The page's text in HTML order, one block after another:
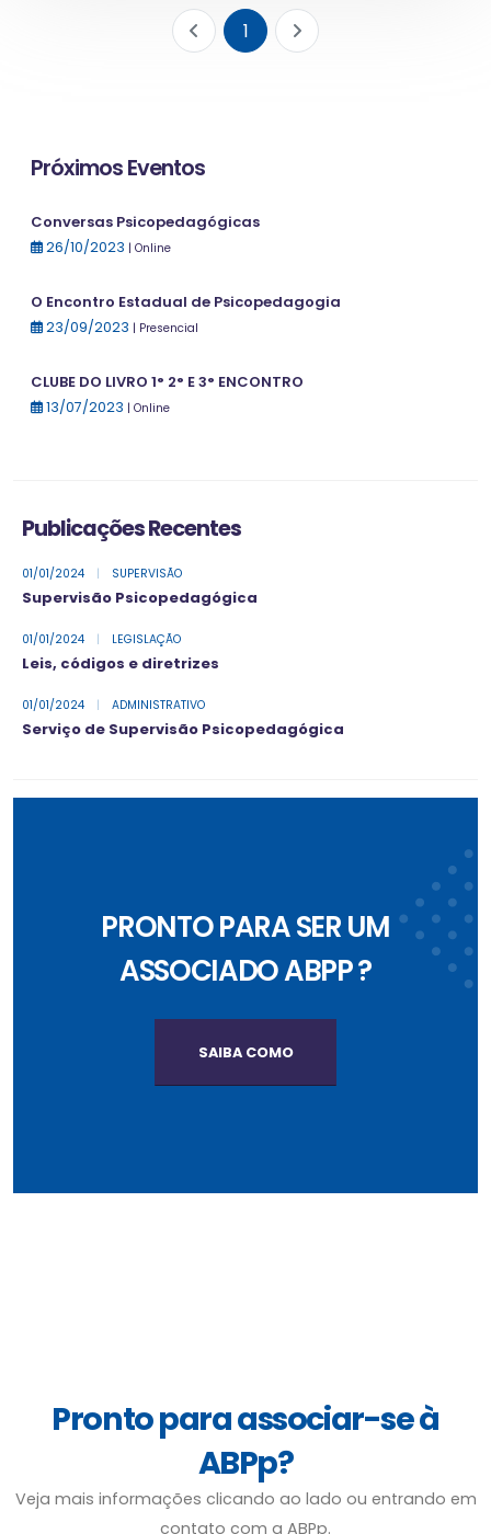
1
Próximos Eventos
Conversas Psicopedagógicas
26/10/2023 | Online
O Encontro Estadual de Psicopedagogia
23/09/2023 | Presencial
CLUBE DO LIVRO 1° 2° E 3° ENCONTRO
13/07/2023 | Online
Publicações Recentes
01/01/2024 | SUPERVISÃO
Supervisão Psicopedagógica
01/01/2024 | LEGISLAÇÃO
Leis, códigos e diretrizes
01/01/2024 | ADMINISTRATIVO
Serviço de Supervisão Psicopedagógica
PRONTO PARA SER UM
ASSOCIADO ABPP ?
SAIBA COMO
Pronto para associar-se à
ABPp?
Veja mais informações clicando ao lado ou entrando em
contato com a ABPp.